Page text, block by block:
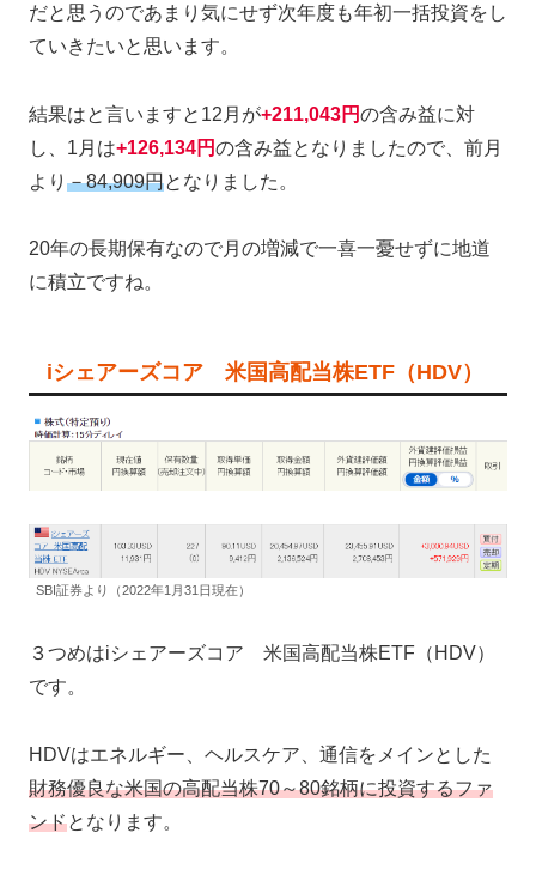
だと思うのであまり気にせず次年度も年初一括投資をし
ていきたいと思います。
結果はと言いますと12月が+211,043円の含み益に対
し、1月は+126,134円の含み益となりましたので、前月
より －84,909円となりました。
20年の長期保有なので月の増減で一喜一憂せずに地道
に積立ですね。
iシェアーズコア 米国高配当株ETF（HDV）
SBI証券より（2022年1月31日現在）
３つめはiシェアーズコア 米国高配当株ETF（HDV）
です。
HDVはエネルギー、ヘルスケア、通信をメインとした
財務優良な米国の高配当株70～80銘柄に投資するファ
ンドとなります。